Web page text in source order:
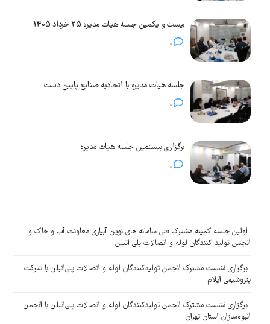
بیست و یکمین جلسه هیات مدیره 25 خرداد 1405
0
جلسه هیات مدیره با اتحادیه صنایع پایین دست
0
برگزاری بیستمین جلسه هیات مدیره
0
اولین جلسه کمیته مشترک فنی سامانه های نوین آبیاری معاونت آب و خاک و
انجمن تولید کنندگان لوله و اتصالات پلی اتیلن
برگزاری نشست مشترک انجمن تولیدکنندگان لوله و اتصالات پلی‌اتیلن با شرکت
پتروشیمی ایلام
برگزاری نشست مشترک انجمن تولیدکنندگان لوله و اتصالات پلی‌اتیلن با انجمن
انبوه‌سازان استان تهران